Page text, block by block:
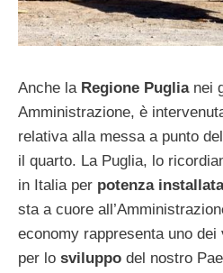
Anche la Regione Puglia nei
Amministrazione, è
relativa alla messa a punto del
il quarto. La Puglia, lo
in Italia per potenza installata
sta a cuore
economy rappresenta uno
per lo sviluppo del nostro